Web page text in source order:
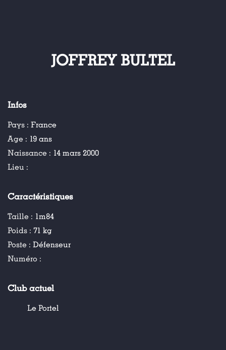
JOFFREY BULTEL
Infos
Pays : France
Age : 19 ans
Naissance : 14 mars 2000
Lieu :
Caractéristiques
Taille : 1m84
Poids : 71 kg
Poste : Défenseur
Numéro :
Club actuel
Le Portel